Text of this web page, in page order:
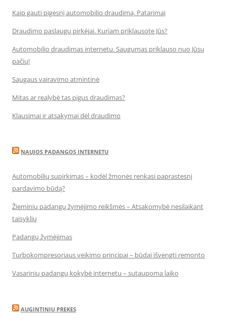
Kaip gauti pigesnį automobilio draudimą. Patarimai
Draudimo paslaugų pirkėjai. Kuriam priklausote Jūs?
Automobilio draudimas internetu. Saugumas priklauso nuo Jūsų
pačių!
Saugaus vairavimo atmintinė
Mitas ar realybė tas pigus draudimas?
Klausimai ir atsakymai dėl draudimo
NAUJOS PADANGOS INTERNETU
Automobilių supirkimas – kodėl žmonės renkasi paprastesnį
pardavimo būdą?
Žieminių padangų žymėjimo reikšmės – Atsakomybė nesilaikant
taisyklių
Padangų žymėjimas
Turbokompresoriaus veikimo principai – būdai išvengti remonto
Vasarinių padangų kokybė internetu – sutaupoma laiko
AUGINTINIU PREKES